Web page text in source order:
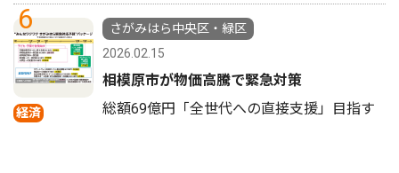
6
経済
さがみはら中央区・緑区
2026.02.15
相模原市が物価高騰で緊急対策
総額69億円「全世代への直接支援」目指す